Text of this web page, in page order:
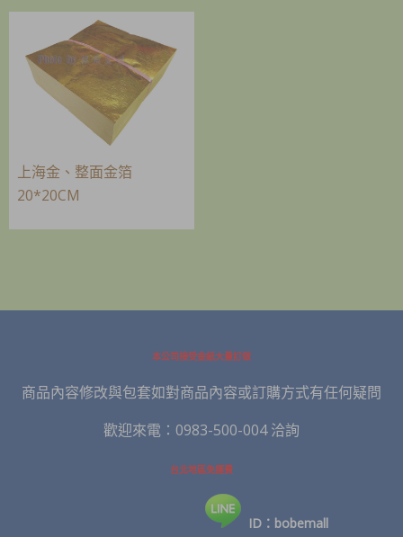
上海金、整面金箔
20*20CM
本公司接受金紙大量訂做
商品內容修改與包套如對商品內容或訂購方式有任何疑問
歡迎來電：0983-500-004 洽詢
台北地區免運費
ID：bobemall